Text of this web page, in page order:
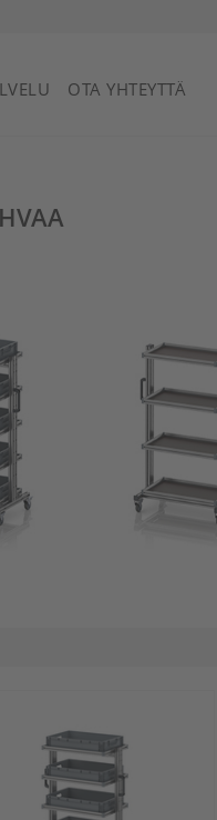
OTA YHTEYTTÄ